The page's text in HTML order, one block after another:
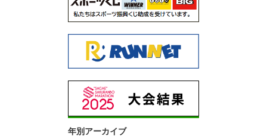
年別アーカイブ